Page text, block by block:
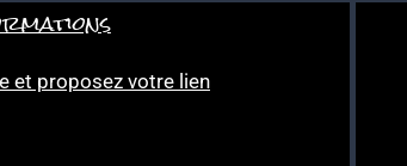
et proposez votre lien